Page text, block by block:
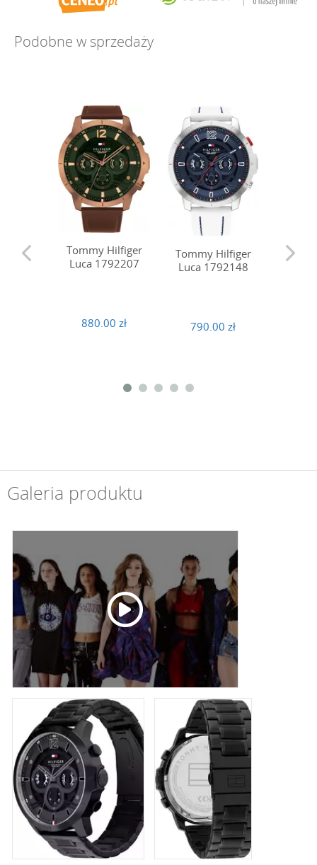
Podobne w sprzedaży
Tommy Hilfiger
Luca 1792207
880.00 zł
Tommy Hilfiger
Luca 1792148
790.00 zł
Galeria produktu